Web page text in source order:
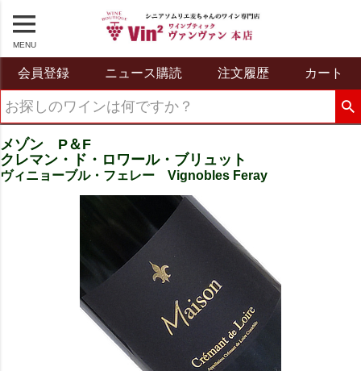
MENU
会員登録 ニュース購読 注文履歴 カート
メゾン P＆F
クレマン・ド・ロワール・ブリュット
ヴィニョーブル・フェレー Vignobles Feray